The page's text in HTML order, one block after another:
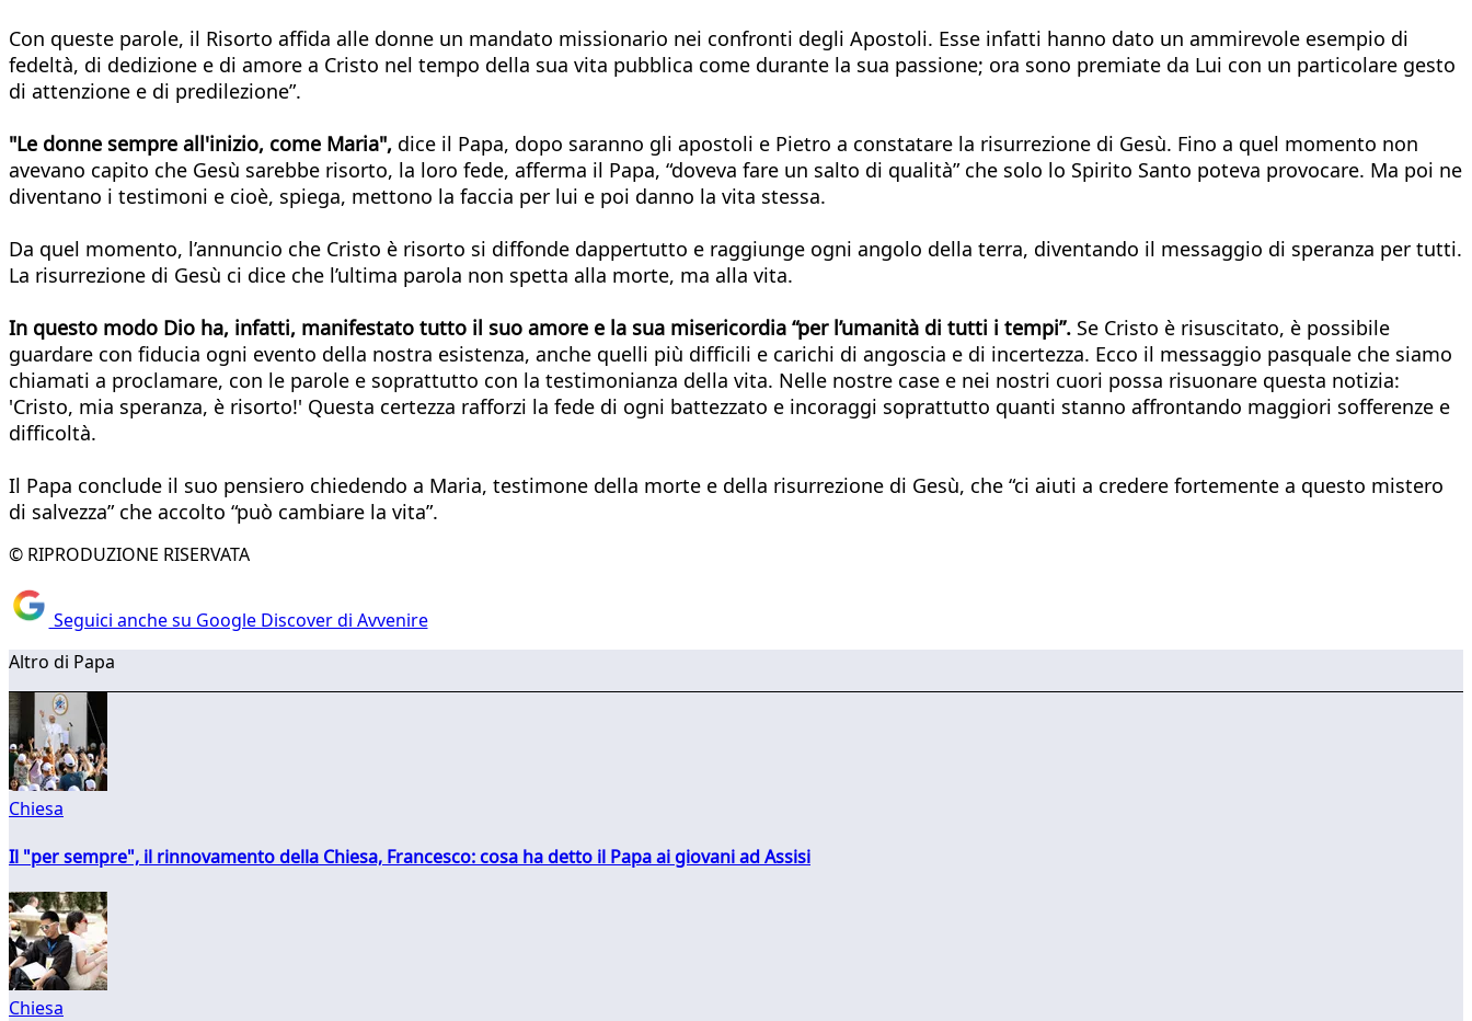
Con queste parole, il Risorto affida alle donne un mandato missionario nei confronti degli Apostoli. Esse infatti hanno dato un ammirevole esempio di
fedeltà, di dedizione e di amore a Cristo nel tempo della sua vita pubblica come durante la sua passione; ora sono premiate da Lui con un particolare gesto
di attenzione e di predilezione”.
"Le donne sempre all'inizio, come Maria", dice il Papa, dopo saranno gli apostoli e Pietro a constatare la risurrezione di Gesù. Fino a quel momento non
avevano capito che Gesù sarebbe risorto, la loro fede, afferma il Papa, “doveva fare un salto di qualità” che solo lo Spirito Santo poteva provocare. Ma poi ne
diventano i testimoni e cioè, spiega, mettono la faccia per lui e poi danno la vita stessa.
Da quel momento, l’annuncio che Cristo è risorto si diffonde dappertutto e raggiunge ogni angolo della terra, diventando il messaggio di speranza per tutti.
La risurrezione di Gesù ci dice che l’ultima parola non spetta alla morte, ma alla vita.
In questo modo Dio ha, infatti, manifestato tutto il suo amore e la sua misericordia “per l’umanità di tutti i tempi”. Se Cristo è risuscitato, è possibile
guardare con fiducia ogni evento della nostra esistenza, anche quelli più difficili e carichi di angoscia e di incertezza. Ecco il messaggio pasquale che siamo
chiamati a proclamare, con le parole e soprattutto con la testimonianza della vita. Nelle nostre case e nei nostri cuori possa risuonare questa notizia:
'Cristo, mia speranza, è risorto!' Questa certezza rafforzi la fede di ogni battezzato e incoraggi soprattutto quanti stanno affrontando maggiori sofferenze e
difficoltà.
Il Papa conclude il suo pensiero chiedendo a Maria, testimone della morte e della risurrezione di Gesù, che “ci aiuti a credere fortemente a questo mistero
di salvezza” che accolto “può cambiare la vita”.
© RIPRODUZIONE RISERVATA
Seguici anche su Google Discover di Avvenire
Altro di Papa
Chiesa
Il "per sempre", il rinnovamento della Chiesa, Francesco: cosa ha detto il Papa ai giovani ad Assisi
Chiesa